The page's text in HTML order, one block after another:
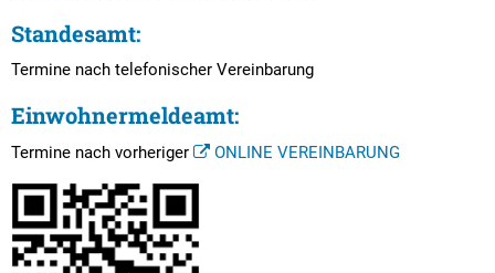
Satzungen und Richtlinien
Standesamt:
Termine nach telefonischer Vereinbarung
Einwohnermeldeamt:
Termine nach vorheriger ONLINE VEREINBARUNG